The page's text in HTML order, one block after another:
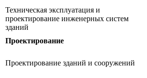
Техническая эксплуатация и
проектирование инженерных систем
зданий
Проектирование
Проектирование зданий и сооружений